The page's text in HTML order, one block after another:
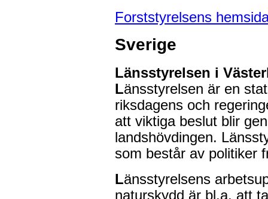
Forststyrelsens
Sverige
Länsstyrelsen i
Länsstyrelsen är en
riksdagens och
att viktiga beslut blir
landshövdingen.
som består av politiker
Länsstyrelsens
naturskydd är bl.a. att